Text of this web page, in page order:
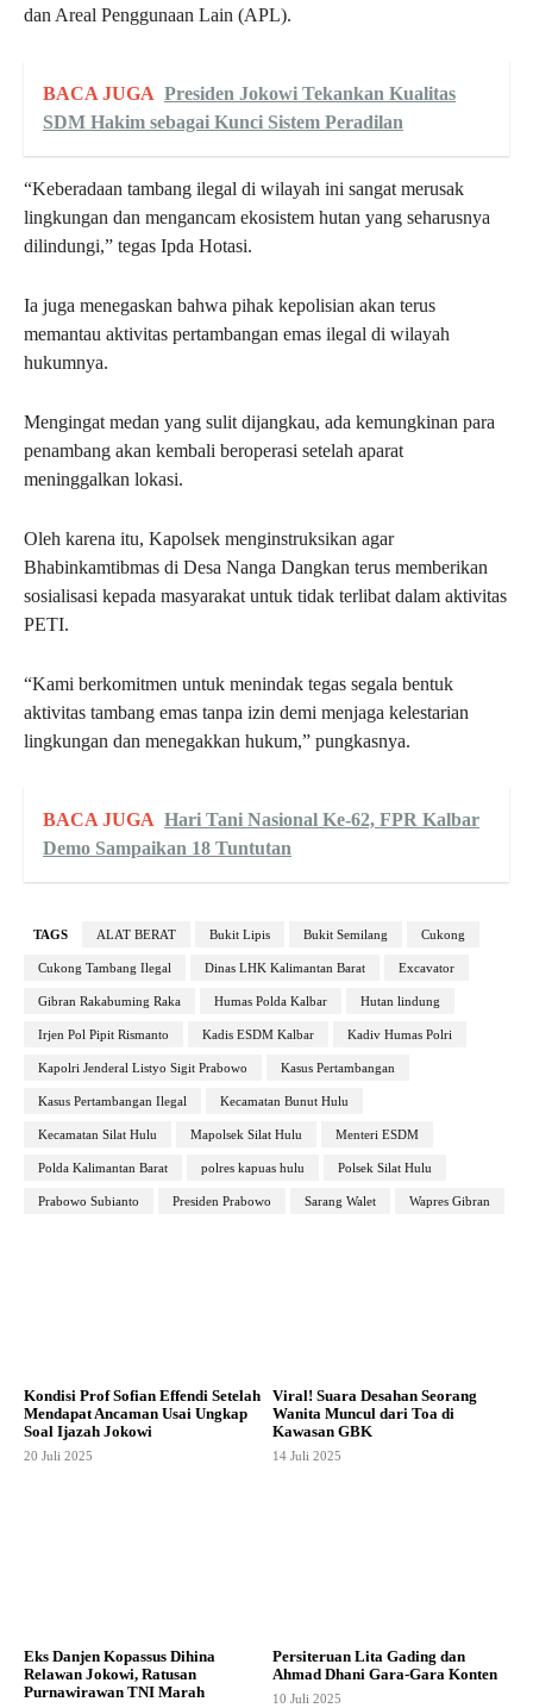
dan Areal Penggunaan Lain (APL).
BACA JUGA Presiden Jokowi Tekankan Kualitas
SDM Hakim sebagai Kunci Sistem Peradilan
“Keberadaan tambang ilegal di wilayah ini sangat merusak
lingkungan dan mengancam ekosistem hutan yang seharusnya
dilindungi,” tegas Ipda Hotasi.
Ia juga menegaskan bahwa pihak kepolisian akan terus
memantau aktivitas pertambangan emas ilegal di wilayah
hukumnya.
Mengingat medan yang sulit dijangkau, ada kemungkinan para
penambang akan kembali beroperasi setelah aparat
meninggalkan lokasi.
Oleh karena itu, Kapolsek menginstruksikan agar
Bhabinkamtibmas di Desa Nanga Dangkan terus memberikan
sosialisasi kepada masyarakat untuk tidak terlibat dalam aktivitas
PETI.
“Kami berkomitmen untuk menindak tegas segala bentuk
aktivitas tambang emas tanpa izin demi menjaga kelestarian
lingkungan dan menegakkan hukum,” pungkasnya.
BACA JUGA Hari Tani Nasional Ke-62, FPR Kalbar
Demo Sampaikan 18 Tuntutan
TAGS ALAT BERAT Bukit Lipis Bukit Semilang Cukong
Cukong Tambang Ilegal Dinas LHK Kalimantan Barat Excavator
Gibran Rakabuming Raka Humas Polda Kalbar Hutan lindung
Irjen Pol Pipit Rismanto Kadis ESDM Kalbar Kadiv Humas Polri
Kapolri Jenderal Listyo Sigit Prabowo Kasus Pertambangan
Kasus Pertambangan Ilegal Kecamatan Bunut Hulu
Kecamatan Silat Hulu Mapolsek Silat Hulu Menteri ESDM
Polda Kalimantan Barat polres kapuas hulu Polsek Silat Hulu
Prabowo Subianto Presiden Prabowo Sarang Walet Wapres Gibran
Kondisi Prof Sofian Effendi Setelah
Mendapat Ancaman Usai Ungkap
Soal Ijazah Jokowi
20 Juli 2025
Viral! Suara Desahan Seorang
Wanita Muncul dari Toa di
Kawasan GBK
14 Juli 2025
Eks Danjen Kopassus Dihina
Relawan Jokowi, Ratusan
Purnawirawan TNI Marah
Persiteruan Lita Gading dan
Ahmad Dhani Gara-Gara Konten
10 Juli 2025